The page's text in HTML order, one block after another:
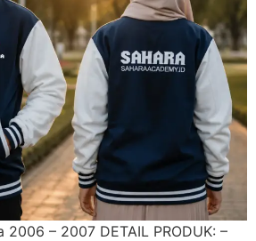
– 2007 DETAIL PRODUK: –